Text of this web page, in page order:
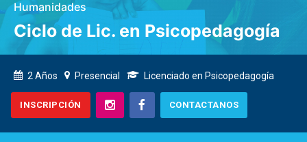
Humanidades
Ciclo de Lic. en Psicopedagogía
2 Años Presencial Licenciado en Psicopedagogía
INSCRIPCIÓN CONTACTANOS